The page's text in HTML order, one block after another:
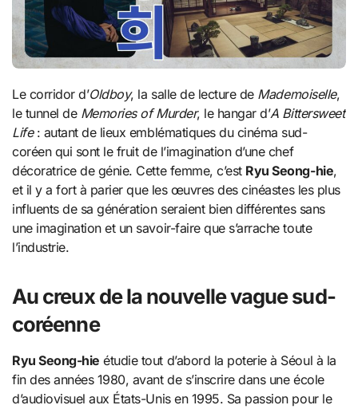
Le corridor d’Oldboy, la salle de lecture de Mademoiselle,
le tunnel de Memories of Murder, le hangar d’A Bittersweet
Life: autant de lieux emblématiques du cinéma sud-
coréen qui sont le fruit de l’imagination d’une chef
décoratrice de génie. Cette femme, c’est Ryu Seong-hie,
et il y a fort à parier que les œuvres des cinéastes les plus
influents de sa génération seraient bien différentes sans
une imagination et un savoir-faire que s’arrache toute
l’industrie.
Au creux de la nouvelle vague sud-
coréenne
Ryu Seong-hie étudie tout d’abord la poterie à Séoul à la
fin des années 1980, avant de s’inscrire dans une école
d’audiovisuel aux États-Unis en 1995. Sa passion pour le